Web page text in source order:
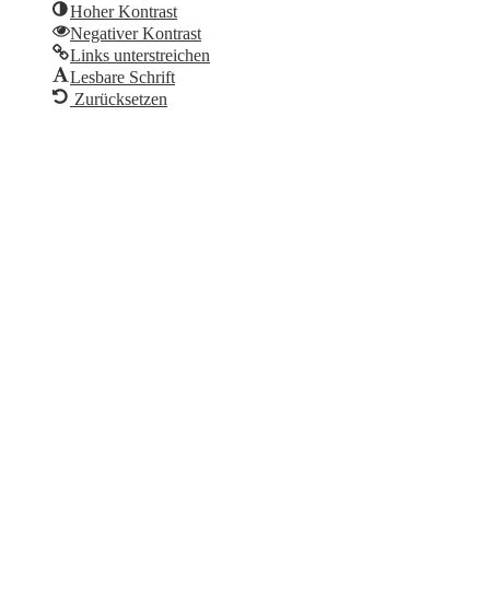
Hoher Kontrast
Negativer Kontrast
Links unterstreichen
Lesbare Schrift
Zurücksetzen